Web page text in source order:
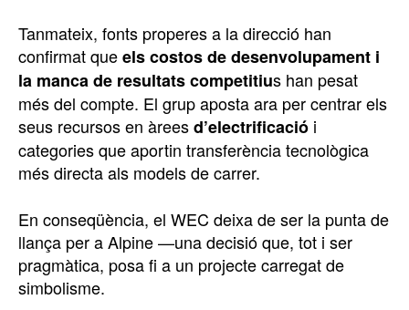
Tanmateix, fonts properes a la direcció han
confirmat queels costos de desenvolupament i
la manca de resultats competitius han pesat
més del compte. El grup aposta ara per centrar els
seus recursos en àreesd’electrificació i
categories que aportin transferència tecnològica
més directa als models de carrer.
En conseqüència, el WEC deixa de ser la punta de
llança per a Alpine —una decisió que, tot i ser
pragmàtica, posa fi a un projecte carregat de
simbolisme.